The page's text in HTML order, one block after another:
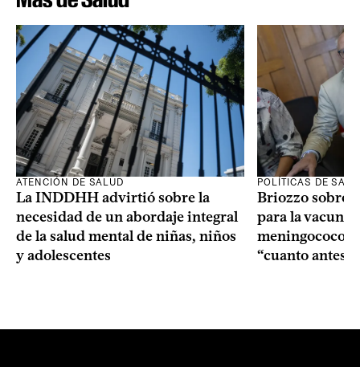
ATENCIÓN DE SALUD
La INDDHH advirtió sobre la
necesidad de un abordaje integral
de la salud mental de niñas, niños
y adolescentes
POLÍTICAS DE
Briozzo sobre
para la vacuna
meningococo:
“cuanto antes